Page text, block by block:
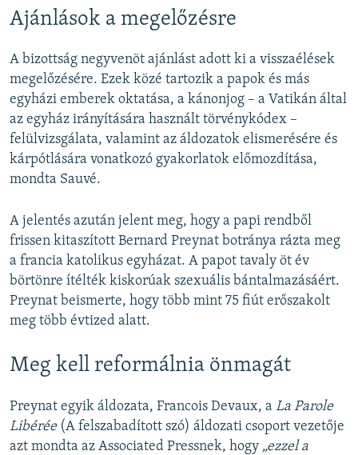
Ajánlások a megelőzésre
A bizottság negyvenöt ajánlást adott ki a visszaélések
megelőzésére. Ezek közé tartozik a papok és más
egyházi emberek oktatása, a kánonjog – a Vatikán által
az egyház irányítására használt törvénykódex –
felülvizsgálata, valamint az áldozatok elismerésére és
kárpótlására vonatkozó gyakorlatok előmozdítása,
mondta Sauvé.
A jelentés azután jelent meg, hogy a papi rendből
frissen kitaszított Bernard Preynat botránya rázta meg
a francia katolikus egyházat. A papot tavaly öt év
börtönre ítélték kiskorúak szexuális bántalmazásáért.
Preynat beismerte, hogy több mint 75 fiút erőszakolt
meg több évtized alatt.
Meg kell reformálnia önmagát
Preynat egyik áldozata, Francois Devaux, a La Parole
Libérée (A felszabadított szó) áldozati csoport vezetője
azt mondta az Associated Pressnek, hogy „ezzel a